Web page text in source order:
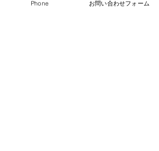
Phone お問い合わせフォーム